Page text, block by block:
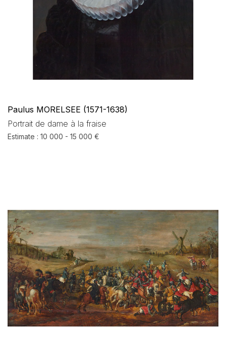
Paulus MORELSEE (1571-1638)
Portrait de dame à la fraise
Estimate : 10 000 - 15 000 €